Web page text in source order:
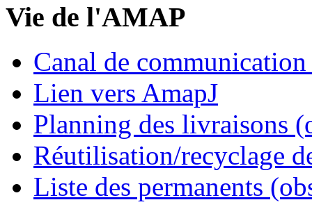
Vie de l'AMAP
Canal de
Lien vers AmapJ
Planning des livraisons
Réutilisation/recyclage
Liste des permanents